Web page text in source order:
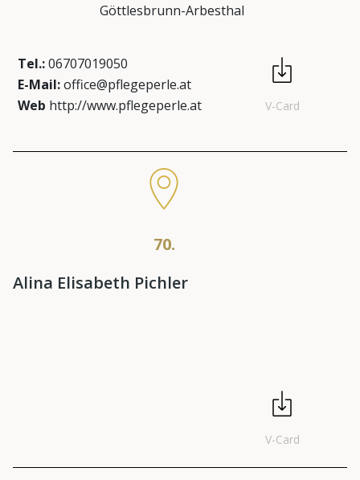
Göttlesbrunn-Arbesthal
Tel.:06707019050
E-Mail:office@pflegeperle.at
Web http://www.pflegeperle.at V-Card
70.
Alina Elisabeth Pichler
V-Card